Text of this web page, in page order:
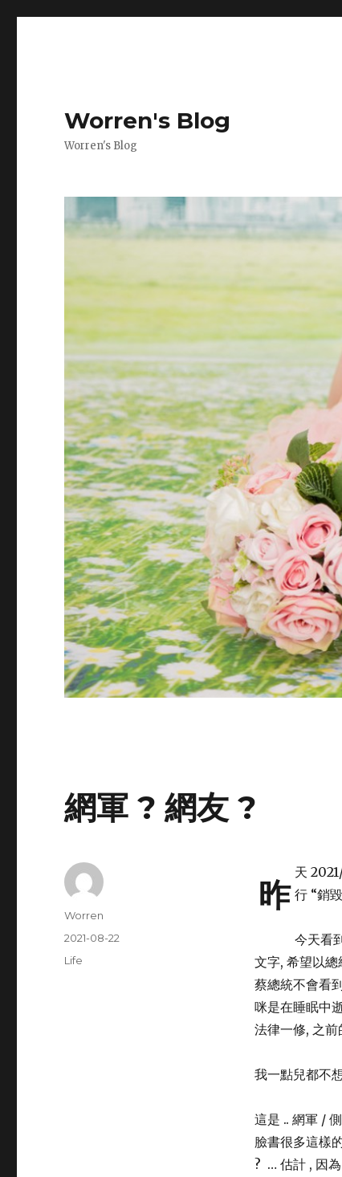
Worren's Blog
Worren's Blog
網軍 ? 網友 ?
昨
天
行 “銷
今天看
文字, 希望以
蔡總統不會看
咪是在睡眠中
法律一修, 之
我一點兒都不
這是 .. 網軍 /
臉書很多這樣
? … 估計 , 因
Author
Worren
Posted
on
2021-08-22
Categories
Life